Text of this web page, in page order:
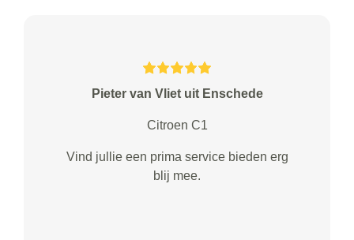
Pieter van Vliet uit Enschede
Citroen C1
Vind jullie een prima service bieden erg
blij mee.